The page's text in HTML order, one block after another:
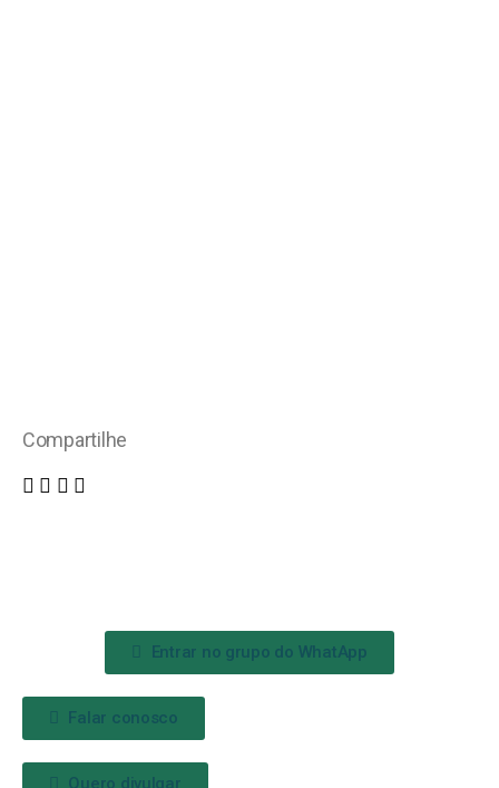
Compartilhe
Entrar no grupo do WhatApp
Falar conosco
Quero divulgar